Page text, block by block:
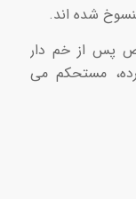
شده اند.
پس از خم دار
مستحکم می